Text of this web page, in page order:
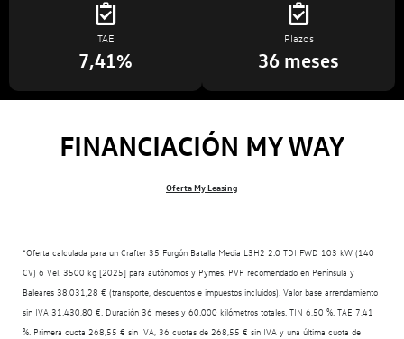
TAE
7,41%
Plazos
36 meses
FINANCIACIÓN MY WAY
Oferta My Leasing
*Oferta calculada para un Crafter 35 Furgón Batalla Media L3H2 2.0 TDI FWD 103 kW (140
CV) 6 Vel. 3500 kg [2025] para autónomos y Pymes. PVP recomendado en Península y
Baleares 38.031,28 € (transporte, descuentos e impuestos incluidos). Valor base arrendamiento
sin IVA 31.430,80 €. Duración 36 meses y 60.000 kilómetros totales. TIN 6,50 %. TAE 7,41
%. Primera cuota 268,55 € sin IVA, 36 cuotas de 268,55 € sin IVA y una última cuota de